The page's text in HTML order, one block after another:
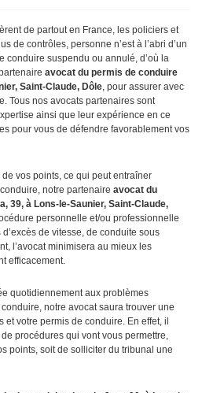
de partout en France, les policiers et
de contrôles, personne n’est à l’abri d’un
conduire suspendu ou annulé, d’où la
avocat du permis de conduire
Saint-Claude, Dôle, pour assurer avec
Tous nos avocats partenaires sont
ainsi que leur expérience en ce
pour vous de défendre favorablement vos
vos points, ce qui peut entraîner
notre partenaire avocat du
39, à Lons-le-Saunier, Saint-Claude,
personnelle et/ou professionnelle
de vitesse, de conduite sous
l’avocat minimisera au mieux les
efficacement.
quotidiennement aux problèmes
notre avocat saura trouver une
votre permis de conduire. En effet, il
procédures qui vont vous permettre,
points, soit de solliciter du tribunal une